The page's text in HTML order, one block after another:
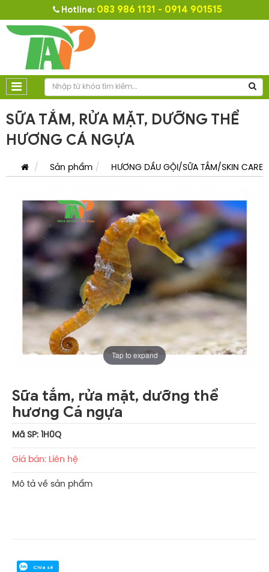
Hotline: 083 986 1131 - 0914 901515
SỮA TẮM, RỬA MẶT, DƯỠNG THỂ
HƯƠNG CÁ NGỰA
Sản phẩm HƯƠNG DẦU GỘI/SỮA TẮM/SKIN CARE
Tap to expand
Sữa tắm, rửa mặt, dưỡng thể
hương Cá ngựa
Mã SP: 1H0Q
Giá bán: Liên hệ
Mô tả về sản phẩm
Chia sẻ